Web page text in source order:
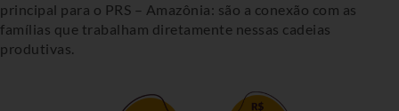
principal para o PRS – Amazônia: são a conexão com as
famílias que trabalham diretamente nessas cadeias
produtivas.